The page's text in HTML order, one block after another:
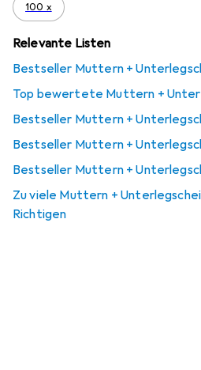
100 x
Relevante Listen
Bestseller Muttern +
Top bewertete Muttern +
Bestseller Muttern +
Bestseller Muttern +
Bestseller Muttern +
Zu viele Muttern +
Richtigen